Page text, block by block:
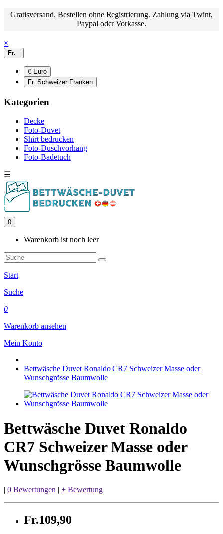
Gratisversand. Bestellen ohne Registrierung. Zahlung via Twint,
Paypal oder Vorkasse.
×
Fr.
€ Euro
Fr. Schweizer Franken
Kategorien
Decke
Foto-Duvet
Shirt bedrucken
Foto-Duschvorhang
Foto-Badetuch
☰
0
Warenkorb ist noch leer
Start
Suche
0
Warenkorb ansehen
Mein Konto
Bettwäsche Duvet Ronaldo CR7 Schweizer Masse oder
Wunschgrösse Baumwolle
Bettwäsche Duvet Ronaldo
CR7 Schweizer Masse oder
Wunschgrösse Baumwolle
| 0 Bewertungen | + Bewertung
Fr.109,90